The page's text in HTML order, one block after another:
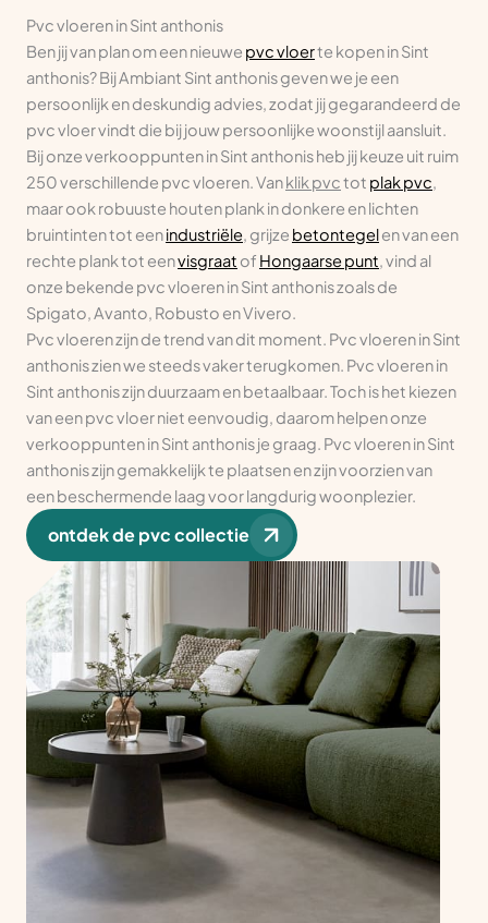
Pvc vloeren in Sint anthonis
Ben jij van plan om een nieuwe pvc vloerte kopen in Sint
anthonis? Bij Ambiant Sint anthonis geven we je een
persoonlijk en deskundig advies, zodat jij gegarandeerd de
pvc vloer vindt die bij jouw persoonlijke woonstijl aansluit.
Bij onze verkooppunten in Sint anthonis heb jij keuze uit ruim
250 verschillende pvc vloeren. Vanklik pvctot plak pvc,
maar ook robuuste houten plank in donkere en lichten
bruintinten tot eenindustriële, grijze betontegelen van een
rechte plank tot eenvisgraat of Hongaarse punt, vind al
onze bekende pvc vloeren in Sint anthonis zoals de
Spigato, Avanto, Robusto en Vivero.
Pvc vloeren zijn de trend van dit moment. Pvc vloeren in Sint
anthonis zien we steeds vaker terugkomen. Pvc vloeren in
Sint anthonis zijn duurzaam en betaalbaar. Toch is het kiezen
van een pvc vloer niet eenvoudig, daarom helpen onze
verkooppunten in Sint anthonis je graag. Pvc vloeren in Sint
anthonis zijn gemakkelijk te plaatsen en zijn voorzien van
een beschermende laag voor langdurig woonplezier.
ontdek de pvc collectie